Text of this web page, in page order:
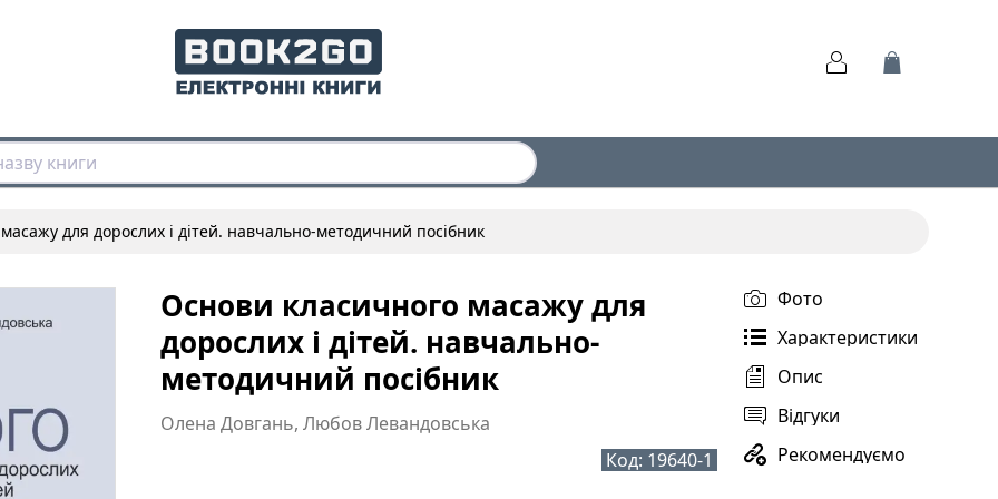
для дорослих і дітей. навчально-методичний посібник
Фото
Характеристики
Опис
Відгуки
Рекомендуємо
Основи класичного масажу для
дорослих і дітей. навчально-
методичний посібник
Олена Довгань, Любов Левандовська
Код: 19640-1